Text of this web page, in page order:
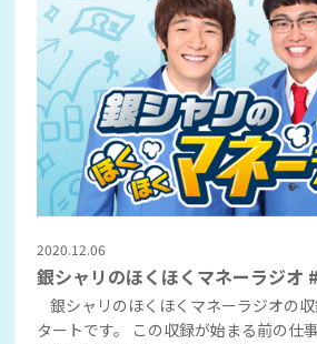
2020.12.06
銀シャリのほくほくマネーラジオ
銀シャリのほくほくマネーラジオの
タートです。 この収録が始まる前の仕